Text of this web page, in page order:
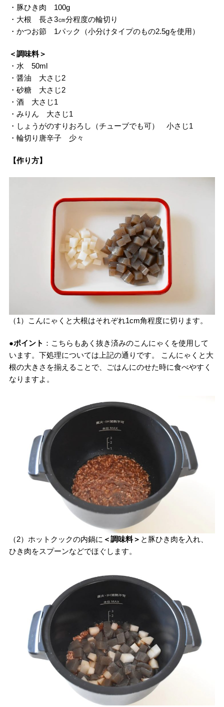
・豚ひき肉 100g
・大根 長さ3㎝分程度の輪切り
・かつお節 1パック（小分けタイプのもの2.5gを使用）
＜調味料＞
・水 50ml
・醤油 大さじ2
・砂糖 大さじ2
・酒 大さじ1
・みりん 大さじ1
・しょうがのすりおろし（チューブでも可） 小さじ1
・輪切り唐辛子 少々
【作り方】
（1）こんにゃくと大根はそれぞれ1cm角程度に切ります。
●ポイント ：こちらもあく抜き済みのこんにゃくを使用して
います。下処理については上記の通りです。 こんにゃくと大
根の大きさを揃えることで、ごはんにのせた時に食べやすく
なりますよ。
（2）ホットクックの内鍋に ＜調味料＞ と豚ひき肉を入れ、
ひき肉をスプーンなどでほぐします。